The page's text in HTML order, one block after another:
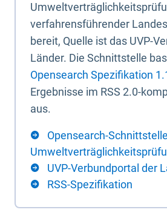
verfahrensführender
bereit, Quelle ist das UVP-
Länder. Die Schnittstelle
Opensearch Spezifikation
Ergebnisse im RSS 2.0-
aus.
Opensearch-
UVP-Verbundportal der
RSS-Spezifikation